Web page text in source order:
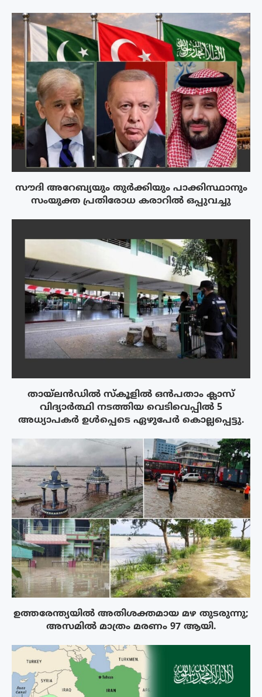
സൗദി അറേബ്യയും തുർക്കിയും പാക്കിസ്ഥാനും
സംയുക്ത പ്രതിരോധ കരാറിൽ ഒപ്പുവച്ചു
തായ്‌ലൻഡിൽ സ്കൂളിൽ ഒൻപതാം ക്ലാസ്
വിദ്യാർത്ഥി നടത്തിയ വെടിവെപ്പിൽ 5
അധ്യാപകർ ഉൾപ്പെടെ ഏഴുപേർ കൊല്ലപ്പെട്ടു.
ഉത്തരേന്ത്യയിൽ അതിശക്തമായ മഴ തുടരുന്നു;
അസമിൽ മാത്രം മരണം 97 ആയി.